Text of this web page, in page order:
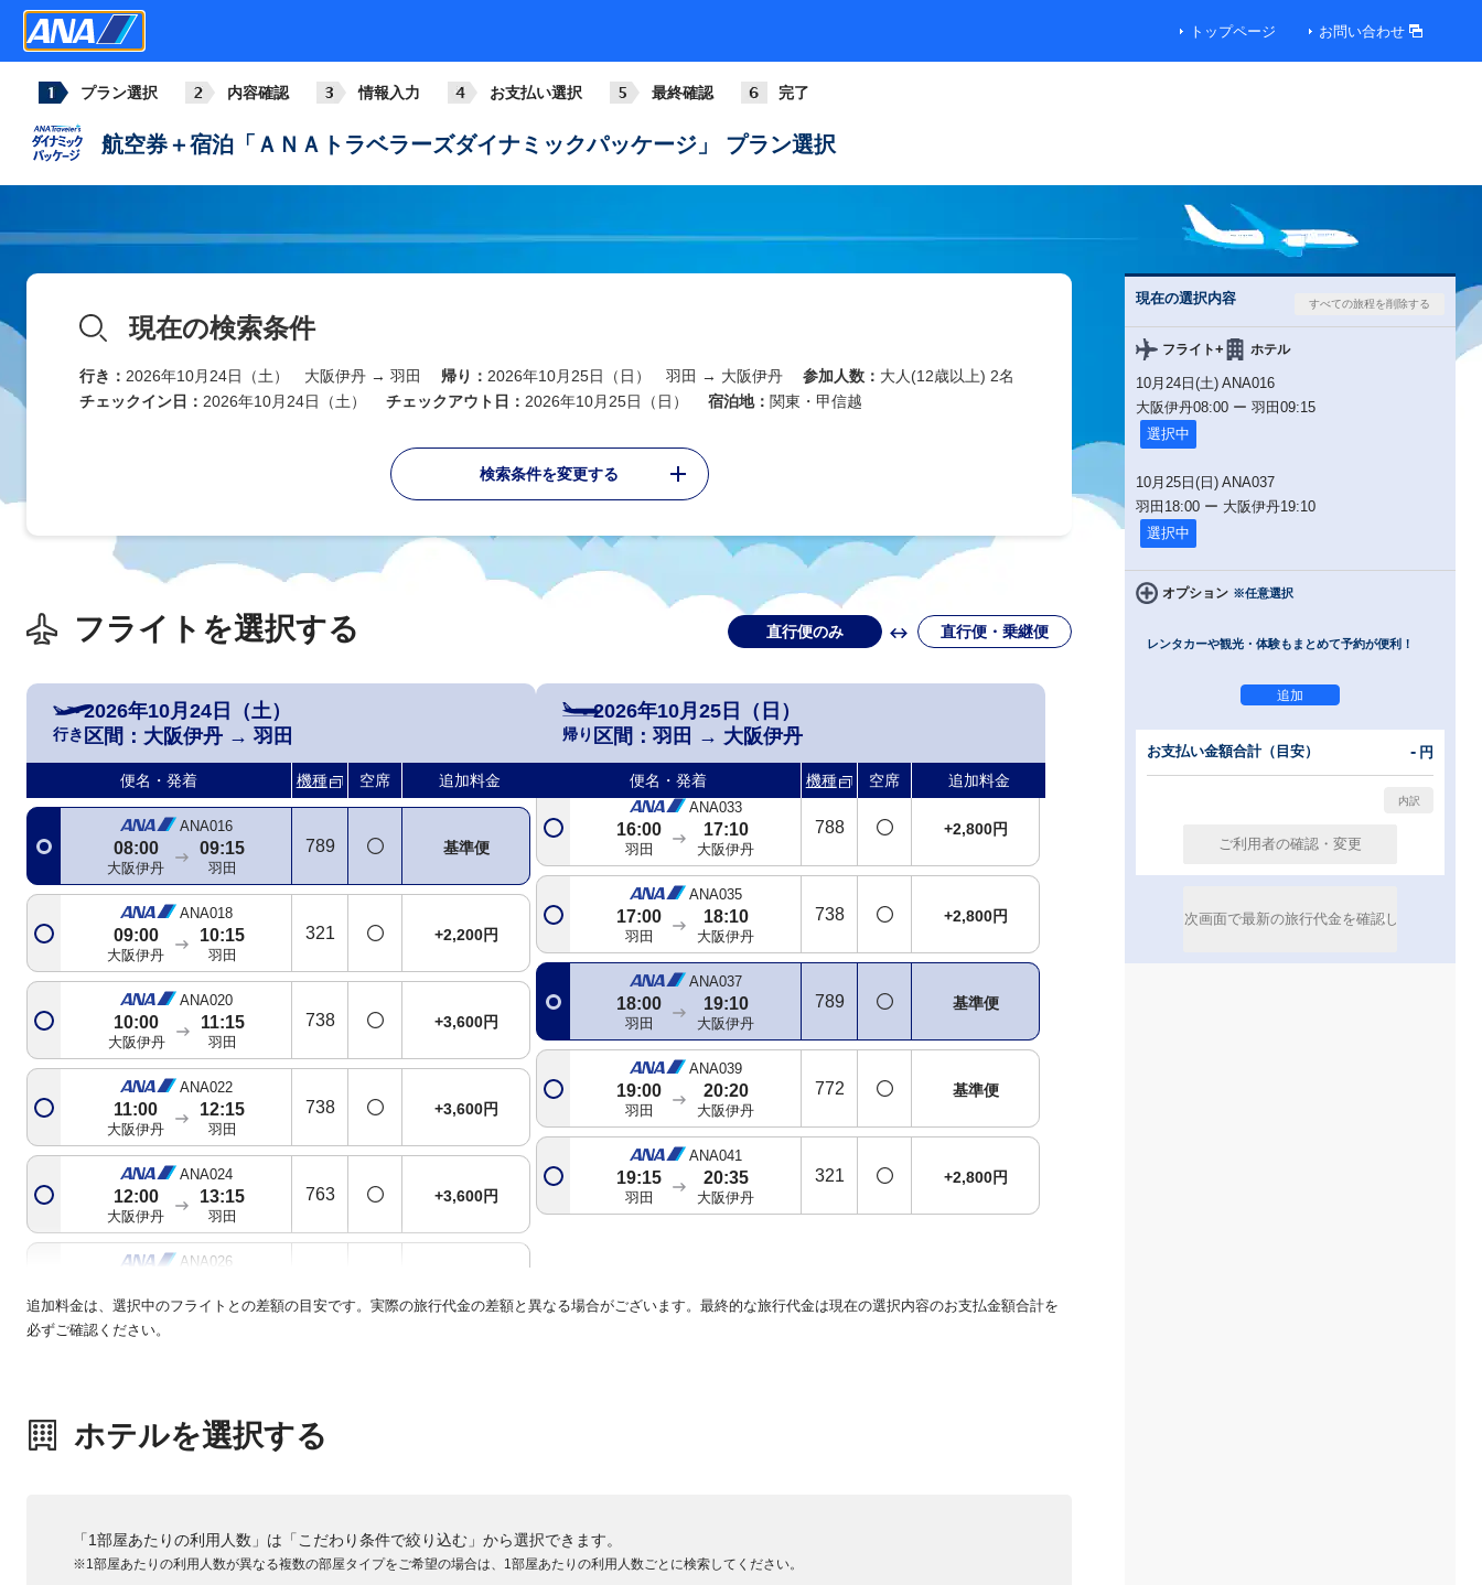
トップページ お問い合わせ
プラン選択 内容確認 情報入力 お支払い選択 最終確認 完了
航空券＋宿泊「ＡＮＡトラベラーズダイナミックパッケージ」 プラン選択
現在の検索条件
行き： 2026年10月24日（土） 大阪伊丹 → 羽田 帰り： 2026年10月25日（日） 羽田 → 大阪伊丹 参加人数： 大人(12歳以上) 2名
チェックイン日： 2026年10月24日（土） チェックアウト日： 2026年10月25日（日） 宿泊地： 関東・甲信越
検索条件を変更する
フライトを選択する 直行便のみ 直行便・乗継便
行き
2026年10月24日（土）
区間： 大阪伊丹 → 羽田
便名・発着 機種 空席 追加料金
ANA014
07:30
大阪伊丹
08:45 772 +2,200円
ANA016
08:00
大阪伊丹
09:15
羽田
789 基準便
ANA018
09:00
大阪伊丹
10:15
羽田
321 +2,200円
ANA020
10:00
大阪伊丹
11:15
羽田
738 +3,600円
ANA022
11:00
大阪伊丹
12:15
羽田
738 +3,600円
ANA024
12:00
大阪伊丹
13:15
羽田
763 +3,600円
ANA026
大阪伊丹 羽田
ANA032
781
16:40
大阪伊丹
18:00
羽田
789 4 +39,000円
帰り
2026年10月25日（日）
区間： 羽田 → 大阪伊丹
便名・発着 機種 空席 追加料金
06:20
羽田
07:30
大阪伊丹
788
羽田 大阪伊丹
ANA017
09:00
羽田
10:10
大阪伊丹
789
ANA019
10:00
羽田
11:10
大阪伊丹
ANA021
11:00
羽田
321
ANA025
738
ANA031
15:00
羽田
16:10
大阪伊丹
ANA033
16:00
羽田
17:10
大阪伊丹
788 +2,800円
ANA035
17:00
羽田
18:10
大阪伊丹
738 +2,800円
ANA037
18:00
羽田
19:10
大阪伊丹
789 基準便
ANA039
19:00
羽田
20:20
大阪伊丹
772 基準便
ANA041
19:15
羽田
20:35
大阪伊丹
321 +2,800円
追加料金は、選択中のフライトとの差額の目安です。実際の旅行代金の差額と異なる場合がございます。最終的な旅行代金は現在の選択内容のお支払金額合計を
必ずご確認ください。
ホテルを選択する
「1部屋あたりの利用人数」は「こだわり条件で絞り込む」から選択できます。
※1部屋あたりの利用人数が異なる複数の部屋タイプをご希望の場合は、1部屋あたりの利用人数ごとに検索してください。
現在の選択内容
フライト+ ホテル
10月24日(土) ANA016
大阪伊丹08:00 ー 羽田 09:15
選択中
10月25日(日) ANA037
羽田 18:00 ー 大阪伊丹19:10
選択中
オプション ※任意選択
レンタカーや観光・体験もまとめて予約が便利！
お支払い金額合計（目安） - 円